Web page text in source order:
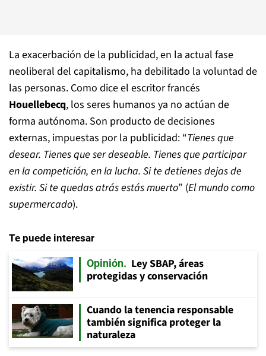
La exacerbación de la publicidad, en la actual fase
neoliberal del capitalismo, ha debilitado la voluntad de
las personas. Como dice el escritor francés
Houellebecq, los seres humanos ya no actúan de
forma autónoma. Son producto de decisiones
externas, impuestas por la publicidad: “Tienes que
desear. Tienes que ser deseable. Tienes que participar
en la competición, en la lucha. Si te detienes dejas de
existir. Si te quedas atrás estás muerto” (El mundo como
supermercado).
Te puede interesar
Opinión
Ley SBAP, áreas
protegidas y conservación
Cuando la tenencia responsable
también significa proteger la
naturaleza